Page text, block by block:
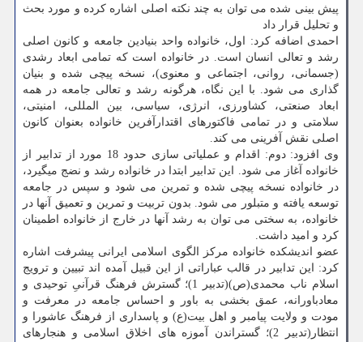
پیش بینی شده می توان به چند نکته اصلی اشاره کرده و مورد بحث
و تحلیل قرار داد
احمدی اضافه کرد: اول، خانواده واحد بنیادین جامعه و کانون اصلی
رشد و تعالی انسان است. در خانواده است که تمامی ابعاد رشدی
(جسمانی، روانی، اجتماعی و معنوی)، نسخه پیچی شده و بنیان
گذاری می شود. با این نگاه، هرگونه رشد و تعالی جامعه در همه
ابعاد صنعتی، کشاورزی، انرژی، سیاسی، بین المللی، امنیتی،
سلامتی و در تمامی فاکتورهای اقتدارآفرین خانواده بعنوان کانون
اصلی نقش آفرینی می کند.
وی افزود: دوم: اقدام و عملیاتی سازی حدود 18 مورد از تدابیر از
خانواده آغاز می شود. این تدابیر ابتدا در خانواده رشد و نضج میگیرد،
در خانواده نسخه پیچی شده و تمرین می شود و سپس در جامعه
توسعه یافته و متبلور می شود. بدون تربیت و تمرین و تعمیق آنها در
خانواده، به سختی می توان به رشد آنها در خارج از خانواده اطمینان
کرد و امید داشت.
عضو اندیشکده خانواده مرکز الگوی اسلامی ایرانی پیشرفت اشاره
کرد: این تدابیر در قالب عباراتی از این قبیل آمده اند تبیین و ترویج
اسلام ناب محمدی(ص)(تدبیر 1)؛ گسترش فرهنگ قرآنیِ توحیدی و
معادباورانه، عمق بخشی به باور و احساس جامعه در معرفت و
مودت و ولایت پیامبر و اهل بیت(ع) و پاسداری از فرهنگ عاشورا و
انتظار(تدبیر 2)؛ گستراندن آموزه های اخلاق اسلامی و هنجارهای